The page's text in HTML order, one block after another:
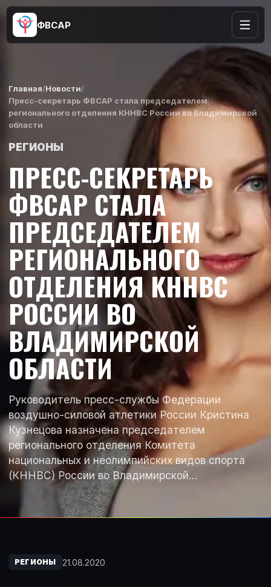
ФВСАР
Главная/Новости/
Пресс-секретарь ФВСАР стала председателем
регионального отделения КННВС России во Владимирской
области
РЕГИОНЫ
ПРЕСС-СЕКРЕТАРЬ
ФВСАР СТАЛА
ПРЕДСЕДАТЕЛЕМ
РЕГИОНАЛЬНОГО
ОТДЕЛЕНИЯ КННВС
РОССИИ ВО
ВЛАДИМИРСКОЙ
ОБЛАСТИ
Руководитель пресс-службы Федерации
воздушно-силовой атлетики России Кристина
Кузнецова назначена председателем
регионального отделения Комитета
национальных и неолимпийских видов спорта
(КННВС) России во Владимирской…
РЕГИОНЫ 21.08.2020